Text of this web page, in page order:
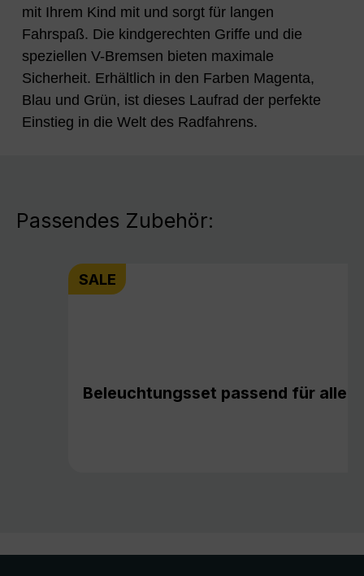
mit Ihrem Kind mit und sorgt für langen
Fahrspaß. Die kindgerechten Griffe und die
speziellen V-Bremsen bieten maximale
Sicherheit. Erhältlich in den Farben Magenta,
Blau und Grün, ist dieses Laufrad der perfekte
Einstieg in die Welt des Radfahrens.
Passendes Zubehör:
SALE
Beleuchtungsset passend für alle